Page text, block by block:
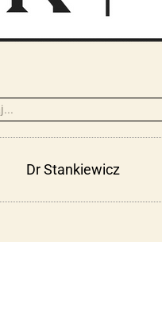
Dr Stankiewicz